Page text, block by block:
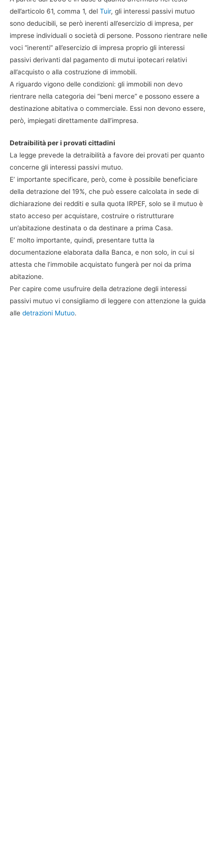
dell’articolo 61, comma 1, del Tuir, gli interessi passivi mutuo
sono deducibili, se però inerenti all’esercizio di impresa, per
imprese individuali o società di persone. Possono rientrare nelle
voci “inerenti” all’esercizio di impresa proprio gli interessi
passivi derivanti dal pagamento di mutui ipotecari relativi
all’acquisto o alla costruzione di immobili.
A riguardo vigono delle condizioni: gli immobili non devo
rientrare nella categoria dei “beni merce” e possono essere a
destinazione abitativa o commerciale. Essi non devono essere,
però, impiegati direttamente dall’impresa.
Detraibilità per i provati cittadini
La legge prevede la detraibilità a favore dei provati per quanto
concerne gli interessi passivi mutuo.
E’ importante specificare, però, come è possibile beneficiare
della detrazione del 19%, che può essere calcolata in sede di
dichiarazione dei redditi e sulla quota IRPEF, solo se il mutuo è
stato acceso per acquistare, costruire o ristrutturare
un’abitazione destinata o da destinare a prima Casa.
E’ molto importante, quindi, presentare tutta la
documentazione elaborata dalla Banca, e non solo, in cui si
attesta che l’immobile acquistato fungerà per noi da prima
abitazione.
Per capire come usufruire della detrazione degli interessi
passivi mutuo vi consigliamo di leggere con attenzione la guida
alle detrazioni Mutuo.